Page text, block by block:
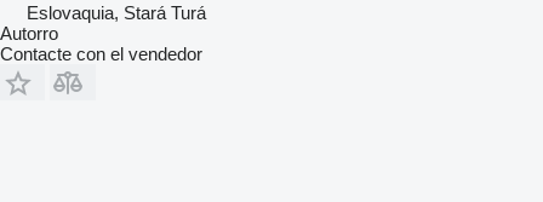
Eslovaquia, Stará Turá
Autorro
Contacte con el vendedor